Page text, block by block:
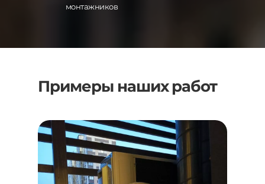
монтажников
Примеры наших работ